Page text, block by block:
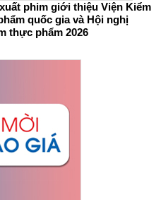
phim giới thiệu Viện Kiểm
nghị
thực phẩm 2026